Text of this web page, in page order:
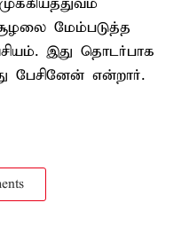
மேம்படுத்த
இது தொடர்பாக
பேசினேன் என்றார்.